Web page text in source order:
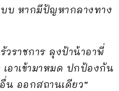
บบ หากมีปัญหากลางทาง
วราชการ ลุงป้าน้าอาพี่
อาเข้ามาหมด ปกป้องกัน
น ออกสถานเดียว”